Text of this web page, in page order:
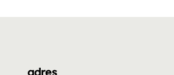
adres